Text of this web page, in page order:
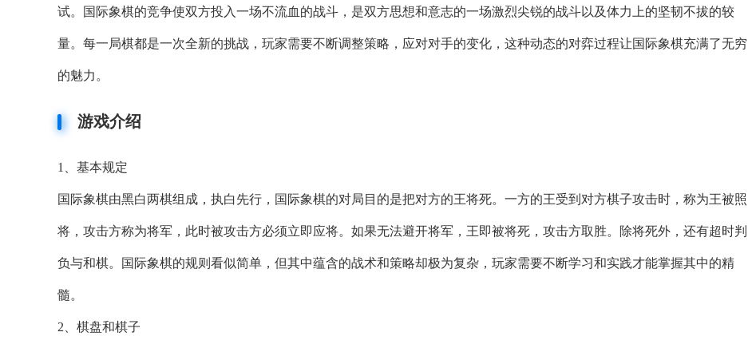
试。国际象棋的竞争使双方投入一场不流血的战斗，是双方思想和意志的一场激烈尖锐的战斗以及体力上的坚韧不拔的较
量。每一局棋都是一次全新的挑战，玩家需要不断调整策略，应对对手的变化，这种动态的对弈过程让国际象棋充满了无穷
的魅力。
游戏介绍
1、基本规定
国际象棋由黑白两棋组成，执白先行，国际象棋的对局目的是把对方的王将死。一方的王受到对方棋子攻击时，称为王被照
将，攻击方称为将军，此时被攻击方必须立即应将。如果无法避开将军，王即被将死，攻击方取胜。除将死外，还有超时判
负与和棋。国际象棋的规则看似简单，但其中蕴含的战术和策略却极为复杂，玩家需要不断学习和实践才能掌握其中的精
髓。
2、棋盘和棋子